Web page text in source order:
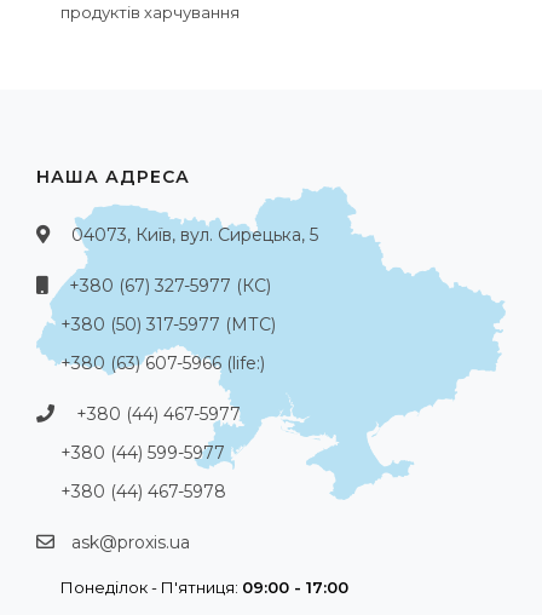
продуктів харчування
НАША АДРЕСА
04073, Київ, вул. Сирецька, 5
+380 (67) 327-5977 (КС)
+380 (50) 317-5977 (МТС)
+380 (63) 607-5966 (life:)
+380 (44) 467-5977
+380 (44) 599-5977
+380 (44) 467-5978
ask@proxis.ua
Понеділок - П'ятниця: 09:00 - 17:00